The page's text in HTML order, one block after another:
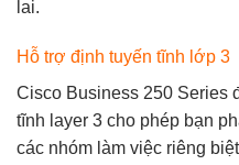
lai.
Hỗ trợ định tuyến tĩnh lớp 3
Cisco Business 250 Series
tĩnh layer 3 cho phép bạn
các nhóm làm việc riêng